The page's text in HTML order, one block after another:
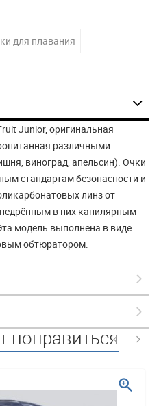
для плавания
Junior, оригинальная
различными
виноград, апельсин). Очки
стандартам безопасности и
линз от
в них капилярным
модель выполнена в виде
обтюратором.
понравиться
zoom_in